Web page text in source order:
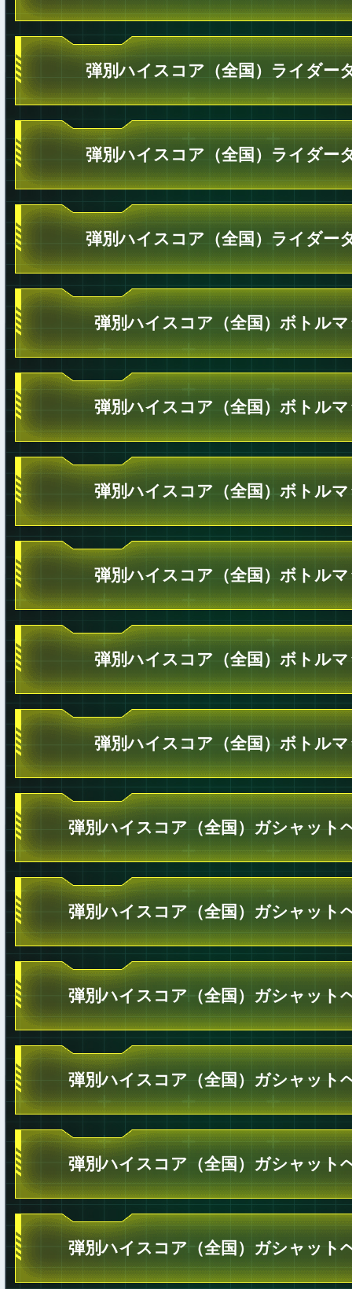
弾別ハイスコア（全国）ライダー
弾別ハイスコア（全国）ライダー
弾別ハイスコア（全国）ライダー
弾別ハイスコア（全国）ボトル
弾別ハイスコア（全国）ボトル
弾別ハイスコア（全国）ボトル
弾別ハイスコア（全国）ボトル
弾別ハイスコア（全国）ボトル
弾別ハイスコア（全国）ボトル
弾別ハイスコア（全国）ガシャット
弾別ハイスコア（全国）ガシャット
弾別ハイスコア（全国）ガシャット
弾別ハイスコア（全国）ガシャット
弾別ハイスコア（全国）ガシャット
弾別ハイスコア（全国）ガシャット